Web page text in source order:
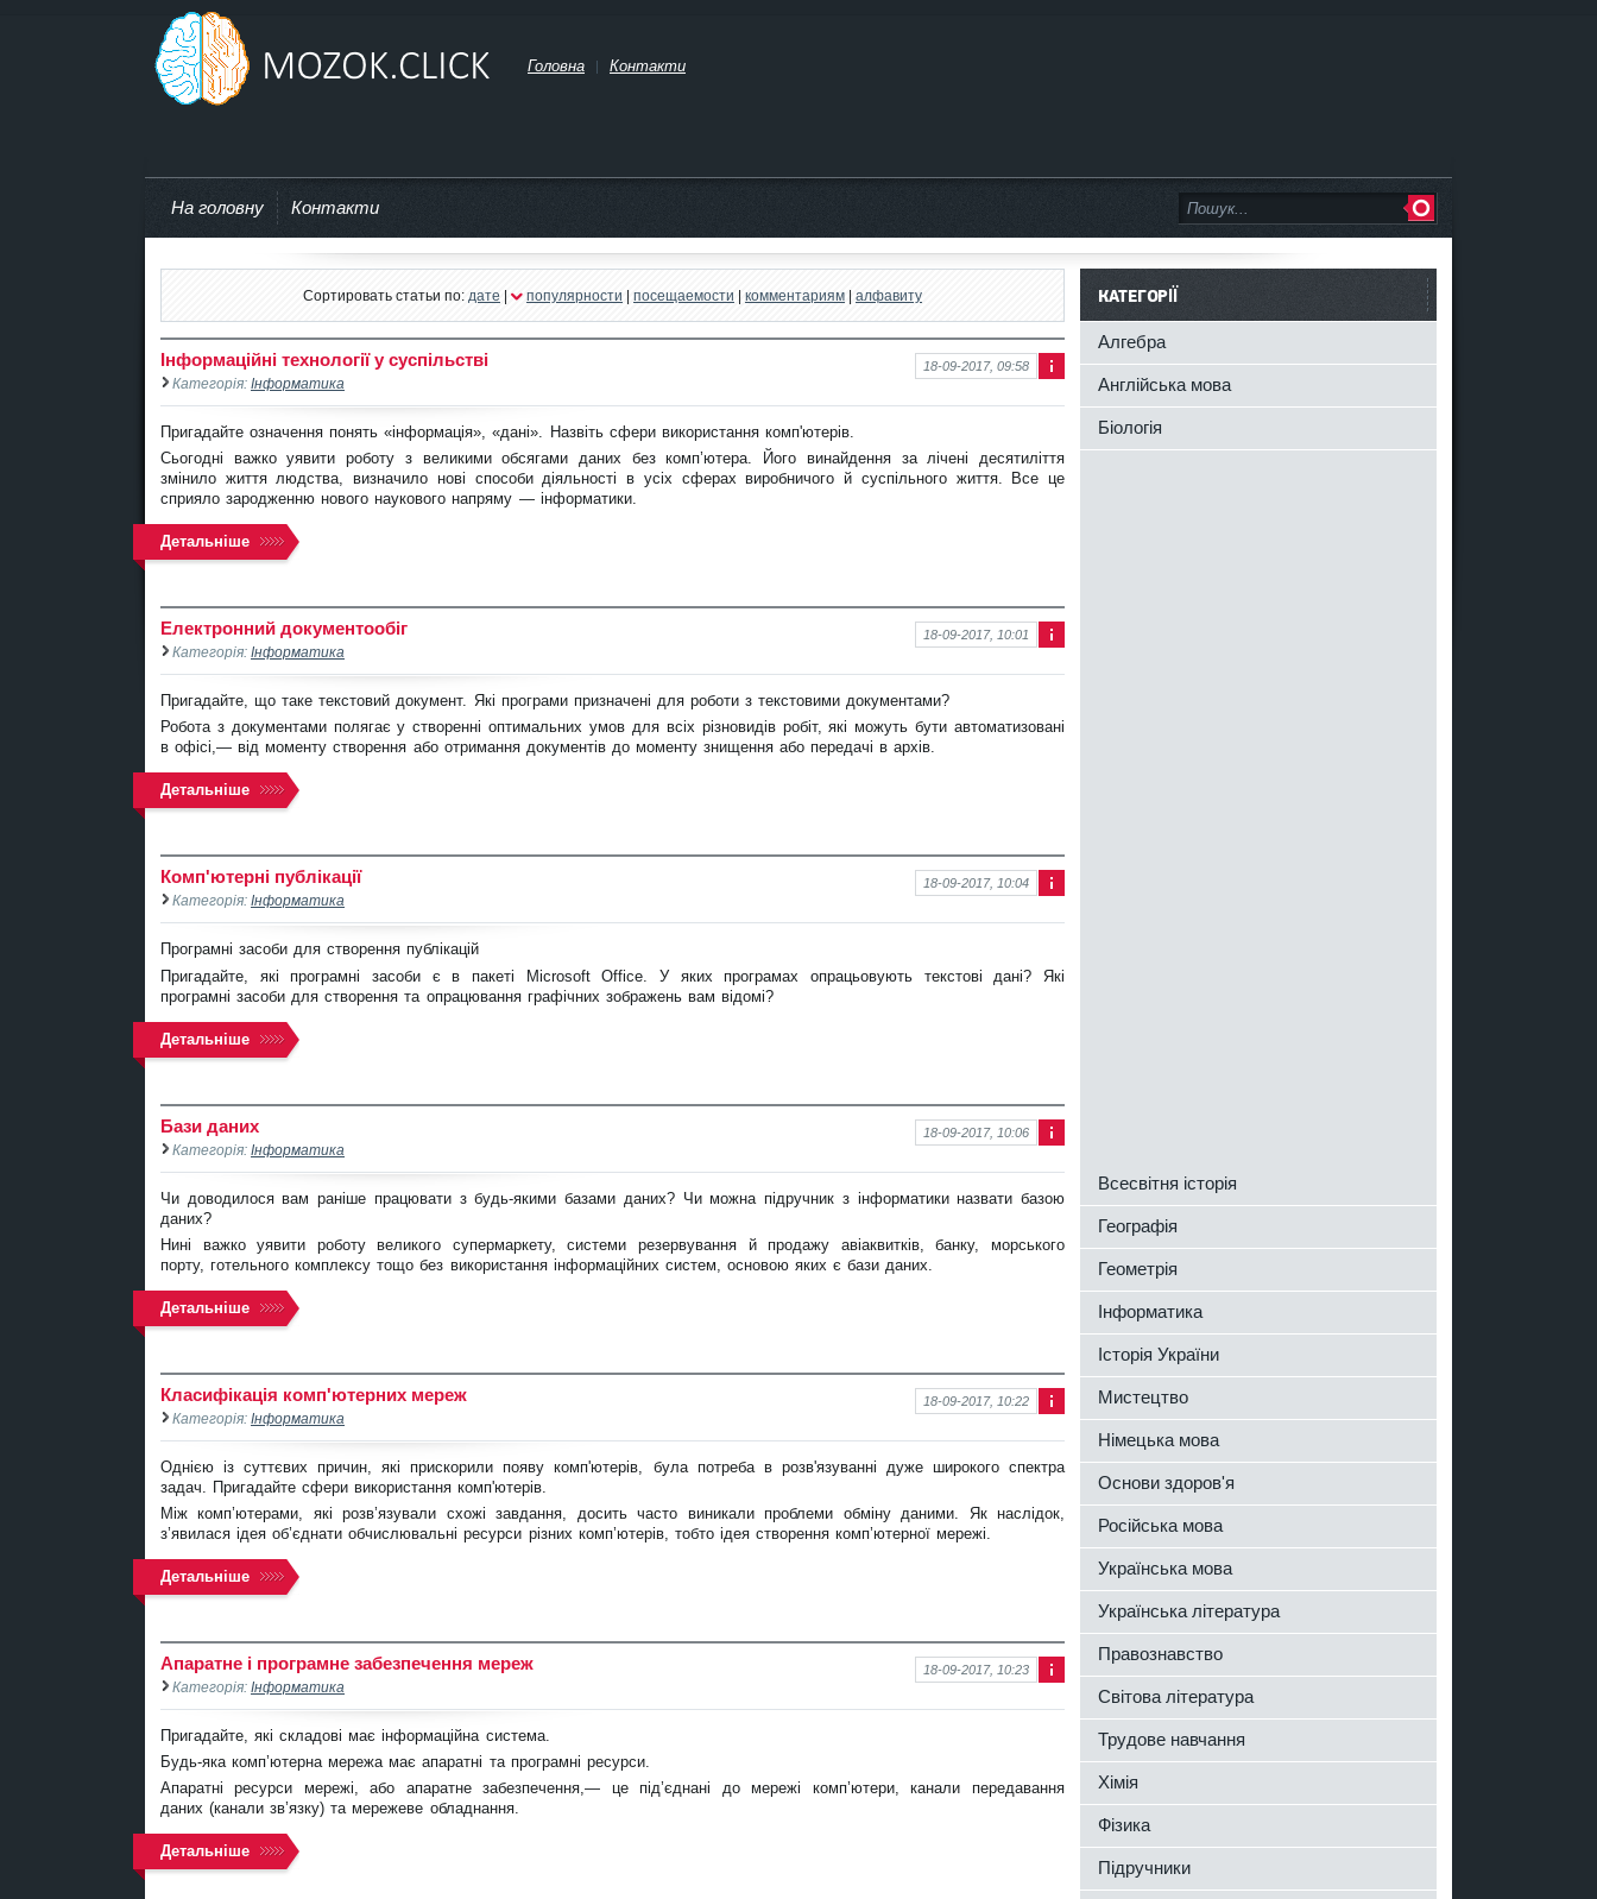
Головна Контакти
На головну Контакти
Сортировать статьи по: дате | популярности | посещаемости | комментариям | алфавиту
ор
про
нов
18-09-2017, 09:58
Інформаційні технології у суспільстві
Категорія: Інформатика
Пригадайте означення понять «інформація», «дані». Назвіть сфери використання комп'ютерів.
Сьогодні важко уявити роботу з великими обсягами даних без комп’ютера. Його винайдення за лічені десятиліття
змінило життя людства, визначило нові способи діяльності в усіх сферах виробничого й суспільного життя. Все це
сприяло зародженню нового наукового напряму — інформатики.
Детальніше
ор
про
18-09-2017, 10:01
Електронний документообіг
Категорія: Інформатика
Пригадайте, що таке текстовий документ. Які програми призначені для роботи з текстовими документами?
Робота з документами полягає у створенні оптимальних умов для всіх різновидів робіт, які можуть бути автоматизовані
в офісі,— від моменту створення або отримання документів до моменту знищення або передачі в архів.
Детальніше
ор
про
18-09-2017, 10:04
Комп'ютерні публікації
Категорія: Інформатика
Програмні засоби для створення публікацій
Пригадайте, які програмні засоби є в пакеті Microsoft Office. У яких програмах опрацьовують текстові дані? Які
програмні засоби для створення та опрацювання графічних зображень вам відомі?
Детальніше
ор
ція
нов
18-09-2017, 10:06
Бази даних
Категорія: Інформатика
Чи доводилося вам раніше працювати з будь-якими базами даних? Чи можна підручник з інформатики назвати базою
даних?
Нині важко уявити роботу великого супермаркету, системи резервування й продажу авіаквитків, банку, морського
порту, готельного комплексу тощо без використання інформаційних систем, основою яких є бази даних.
Детальніше
ор
ція
нов
18-09-2017, 10:22
Класифікація комп'ютерних мереж
Категорія: Інформатика
Однією із суттєвих причин, які прискорили появу комп'ютерів, була потреба в розв'язуванні дуже широкого спектра
задач. Пригадайте сфери використання комп'ютерів.
Між комп’ютерами, які розв’язували схожі завдання, досить часто виникали проблеми обміну даними. Як наслідок,
з’явилася ідея об’єднати обчислювальні ресурси різних комп’ютерів, тобто ідея створення комп’ютерної мережі.
Детальніше
ор
ину
18-09-2017, 10:23
Апаратне і програмне забезпечення мереж
Категорія: Інформатика
Пригадайте, які складові має інформаційна система.
Будь-яка комп’ютерна мережа має апаратні та програмні ресурси.
Апаратні ресурси мережі, або апаратне забезпечення,— це під’єднані до мережі комп’ютери, канали передавання
даних (канали зв’язку) та мережеве обладнання.
Детальніше
КАТЕГОРІЇ
Алгебра
Англійська мова
Біологія
Всесвітня історія
Географія
Геометрія
Інформатика
Історія України
Мистецтво
Німецька мова
Основи здоров'я
Російська мова
Українська мова
Українська література
Правознавство
Світова література
Трудове навчання
Хімія
Фізика
Підручники